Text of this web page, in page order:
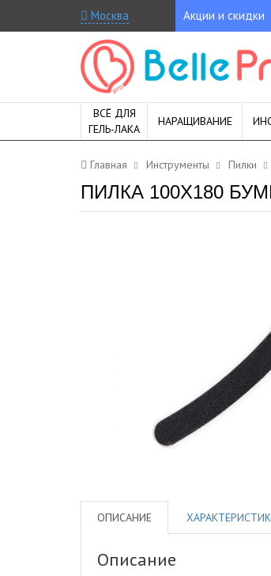
Москва Акции и скидки
ВСЁ ДЛЯ
ГЕЛЬ-ЛАКА
НАРАЩИВАНИЕ
Главная Инструменты Пилки
ПИЛКА 100X180
ОПИСАНИЕ
Описание